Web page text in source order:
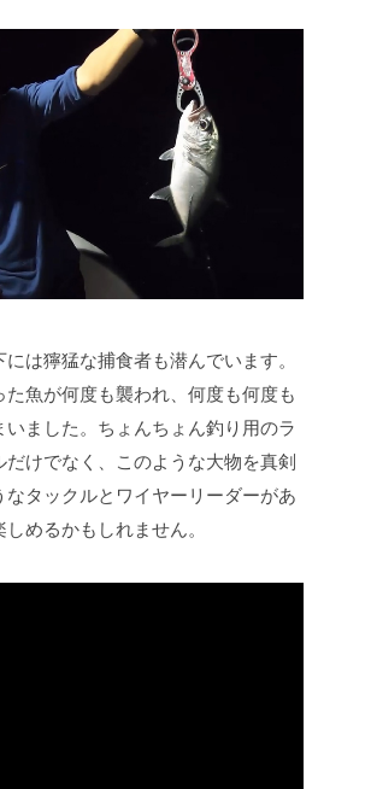
は獰猛な捕食者も潜んでいます。
た魚が何度も襲われ、何度も何度も
いました。ちょんちょん釣り用のラ
だけでなく、このような大物を真剣
なタックルとワイヤーリーダーがあ
めるかもしれません。